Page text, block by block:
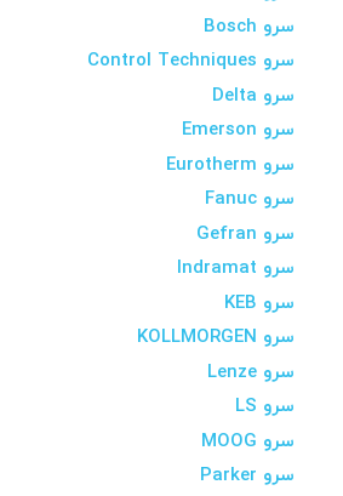
سرو Bosch
سرو Control Techniques
سرو Delta
سرو Emerson
سرو Eurotherm
سرو Fanuc
سرو Gefran
سرو Indramat
سرو KEB
سرو KOLLMORGEN
سرو Lenze
سرو LS
سرو MOOG
سرو Parker